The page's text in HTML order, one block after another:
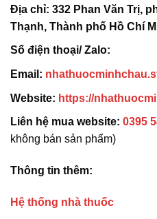
Địa chỉ: 332 Phan Văn Trị,
Thạnh, Thành phố Hồ Chí
Số điện thoại/ Zalo:
Email:
Website: https://
Liên hệ mua website: 0395
không bán sản phẩm)
Thông tin thêm:
Hệ thống nhà thuốc